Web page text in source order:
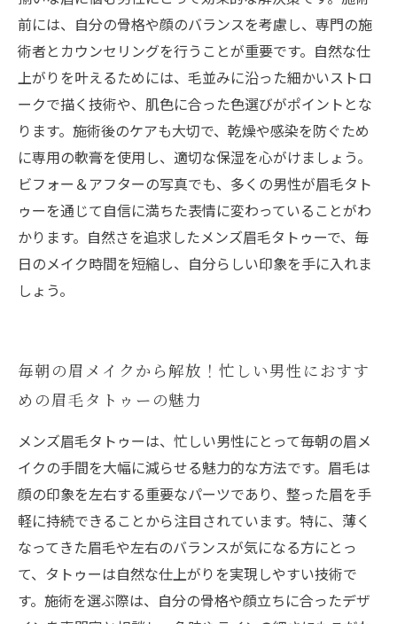
前には、自分の骨格や顔のバランスを考慮し、専門の施
術者とカウンセリングを行うことが重要です。自然な仕
上がりを叶えるためには、毛並みに沿った細かいストロ
ークで描く技術や、肌色に合った色選びがポイントとな
ります。施術後のケアも大切で、乾燥や感染を防ぐため
に専用の軟膏を使用し、適切な保湿を心がけましょう。
ビフォー＆アフターの写真でも、多くの男性が眉毛タト
ゥーを通じて自信に満ちた表情に変わっていることがわ
かります。自然さを追求したメンズ眉毛タトゥーで、毎
日のメイク時間を短縮し、自分らしい印象を手に入れま
しょう。
毎朝の眉メイクから解放！忙しい男性におすす
めの眉毛タトゥーの魅力
メンズ眉毛タトゥーは、忙しい男性にとって毎朝の眉メ
イクの手間を大幅に減らせる魅力的な方法です。眉毛は
顔の印象を左右する重要なパーツであり、整った眉を手
軽に持続できることから注目されています。特に、薄く
なってきた眉毛や左右のバランスが気になる方にとっ
て、タトゥーは自然な仕上がりを実現しやすい技術で
す。施術を選ぶ際は、自分の骨格や顔立ちに合ったデザ